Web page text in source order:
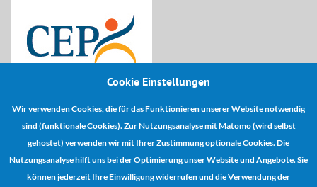
Cookie Einstellungen
Wir verwenden Cookies, die für das Funktionieren unserer Website notwendig
sind (funktionale Cookies). Zur Nutzungsanalyse mit Matomo (wird selbst
gehostet) verwenden wir mit Ihrer Zustimmung optionale Cookies. Die
Nutzungsanalyse hilft uns bei der Optimierung unser Website und Angebote. Sie
können jederzeit Ihre Einwilligung widerrufen und die Verwendung der
Kooperationspartner: